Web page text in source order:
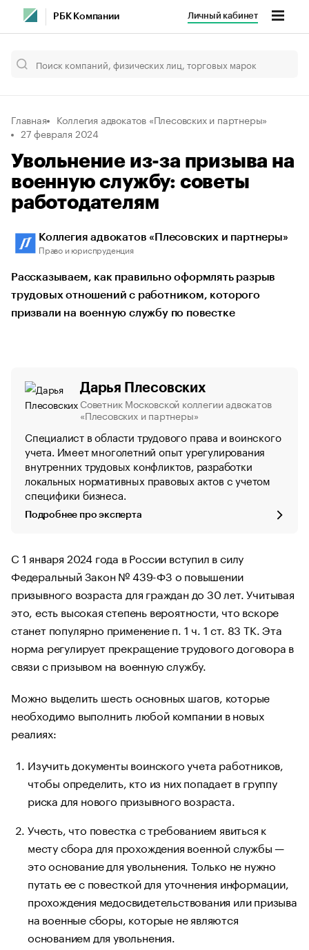
РБК Компании Личный кабинет
Главная
Коллегия адвокатов «Плесовских и партнеры»
27 февраля 2024
Увольнение из-за призыва на
военную службу: советы
работодателям
Коллегия адвокатов «Плесовских и партнеры»
Право и юриспруденция
Рассказываем, как правильно оформлять разрыв
трудовых отношений с работником, которого
призвали на военную службу по повестке
Дарья Плесовских
Советник Московской коллегии адвокатов
«Плесовских и партнеры»
Специалист в области трудового права и воинского
учета. Имеет многолетний опыт урегулирования
внутренних трудовых конфликтов, разработки
локальных нормативных правовых актов с учетом
специфики бизнеса.
Подробнее про эксперта
С 1 января 2024 года в России вступил в силу
Федеральный Закон № 439-ФЗ о повышении
призывного возраста для граждан до 30 лет. Учитывая
это, есть высокая степень вероятности, что вскоре
станет популярно применение п. 1 ч. 1 ст. 83 ТК. Эта
норма регулирует прекращение трудового договора в
связи с призывом на военную службу.
Можно выделить шесть основных шагов, которые
необходимо выполнить любой компании в новых
реалиях:
Изучить документы воинского учета работников,
чтобы определить, кто из них попадает в группу
риска для нового призывного возраста.
Учесть, что повестка с требованием явиться к
месту сбора для прохождения военной службы —
это основание для увольнения. Только не нужно
путать ее с повесткой для уточнения информации,
прохождения медосвидетельствования или призыва
на военные сборы, которые не являются
основанием для увольнения.